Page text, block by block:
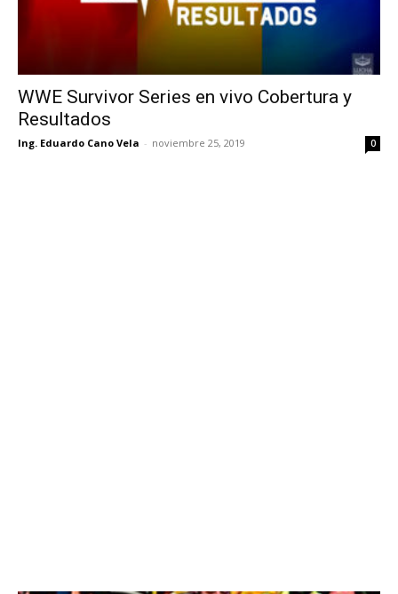
WWE Survivor Series en vivo Cobertura y
Resultados
Ing. Eduardo Cano Vela - noviembre 25, 2019 0